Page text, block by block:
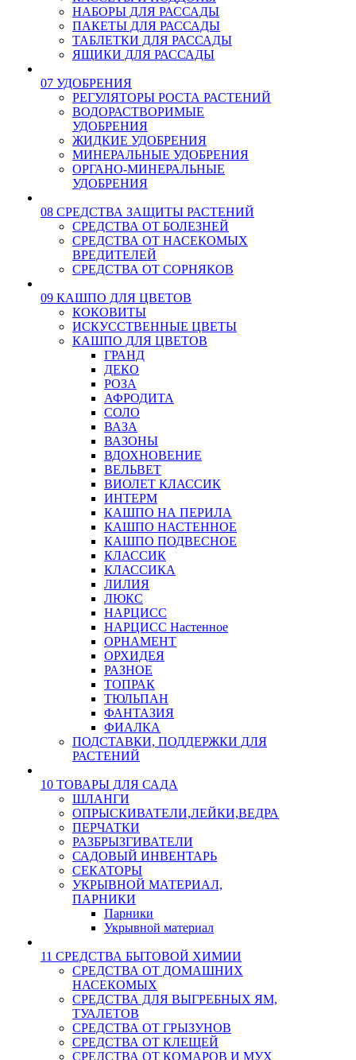
НАБОРЫ ДЛЯ РАССАДЫ
ПАКЕТЫ ДЛЯ РАССАДЫ
ТАБЛЕТКИ ДЛЯ РАССАДЫ
ЯЩИКИ ДЛЯ РАССАДЫ
07 УДОБРЕНИЯ
РЕГУЛЯТОРЫ РОСТА РАСТЕНИЙ
ВОДОРАСТВОРИМЫЕ
УДОБРЕНИЯ
ЖИДКИЕ УДОБРЕНИЯ
МИНЕРАЛЬНЫЕ УДОБРЕНИЯ
ОРГАНО-МИНЕРАЛЬНЫЕ
УДОБРЕНИЯ
08 СРЕДСТВА ЗАЩИТЫ РАСТЕНИЙ
СРЕДСТВА ОТ БОЛЕЗНЕЙ
СРЕДСТВА ОТ НАСЕКОМЫХ
ВРЕДИТЕЛЕЙ
СРЕДСТВА ОТ СОРНЯКОВ
09 КАШПО ДЛЯ ЦВЕТОВ
КОКОВИТЫ
ИСКУССТВЕННЫЕ ЦВЕТЫ
КАШПО ДЛЯ ЦВЕТОВ
ГРАНД
ДЕКО
РОЗА
АФРОДИТА
СОЛО
ВАЗА
ВАЗОНЫ
ВДОХНОВЕНИЕ
ВЕЛЬВЕТ
ВИОЛЕТ КЛАССИК
ИНТЕРМ
КАШПО НА ПЕРИЛА
КАШПО НАСТЕННОЕ
КАШПО ПОДВЕСНОЕ
КЛАССИК
КЛАССИКА
ЛИЛИЯ
ЛЮКС
НАРЦИСС
НАРЦИСС Настенное
ОРНАМЕНТ
ОРХИДЕЯ
РАЗНОЕ
ТОПРАК
ТЮЛЬПАН
ФАНТАЗИЯ
ФИАЛКА
ПОДСТАВКИ, ПОДДЕРЖКИ ДЛЯ
РАСТЕНИЙ
10 ТОВАРЫ ДЛЯ САДА
ШЛАНГИ
ОПРЫСКИВАТЕЛИ,ЛЕЙКИ,ВЕДРА
ПЕРЧАТКИ
РАЗБРЫЗГИВАТЕЛИ
САДОВЫЙ ИНВЕНТАРЬ
СЕКАТОРЫ
УКРЫВНОЙ МАТЕРИАЛ,
ПАРНИКИ
Парники
Укрывной материал
11 СРЕДСТВА БЫТОВОЙ ХИМИИ
СРЕДСТВА ОТ ДОМАШНИХ
НАСЕКОМЫХ
СРЕДСТВА ДЛЯ ВЫГРЕБНЫХ ЯМ,
ТУАЛЕТОВ
СРЕДСТВА ОТ ГРЫЗУНОВ
СРЕДСТВА ОТ КЛЕЩЕЙ
СРЕДСТВА ОТ КОМАРОВ И МУХ